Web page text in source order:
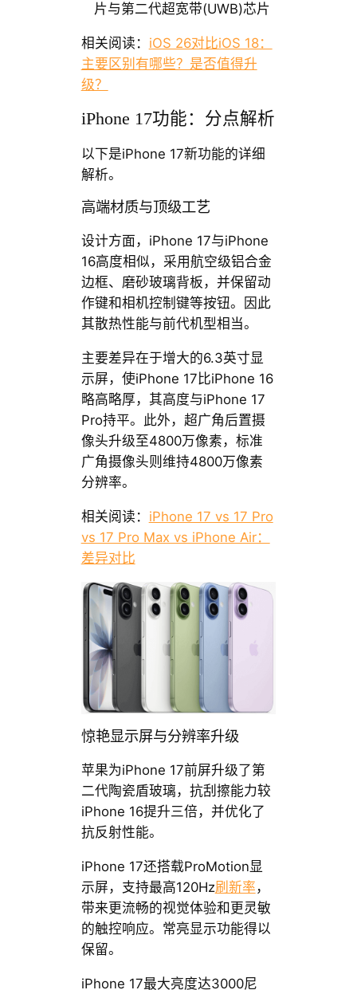
片与第二代超宽带(UWB)芯片
相关阅读： iOS 26对比iOS 18：
主要区别有哪些？是否值得升
级？
iPhone 17功能：分点解析
以下是iPhone 17新功能的详细
解析。
高端材质与顶级工艺
设计方面，iPhone 17与iPhone
16高度相似，采用航空级铝合金
边框、磨砂玻璃背板，并保留动
作键和相机控制键等按钮。因此
其散热性能与前代机型相当。
主要差异在于增大的6.3英寸显
示屏，使iPhone 17比iPhone 16
略高略厚，其高度与iPhone 17
Pro持平。此外，超广角后置摄
像头升级至4800万像素，标准
广角摄像头则维持4800万像素
分辨率。
相关阅读： iPhone 17 vs 17 Pro
vs 17 Pro Max vs iPhone Air：
差异对比
惊艳显示屏与分辨率升级
苹果为iPhone 17前屏升级了第
二代陶瓷盾玻璃，抗刮擦能力较
iPhone 16提升三倍，并优化了
抗反射性能。
iPhone 17还搭载ProMotion显
示屏，支持最高120Hz刷新率 ，
带来更流畅的视觉体验和更灵敏
的触控响应。常亮显示功能得以
保留。
iPhone 17最大亮度达3000尼